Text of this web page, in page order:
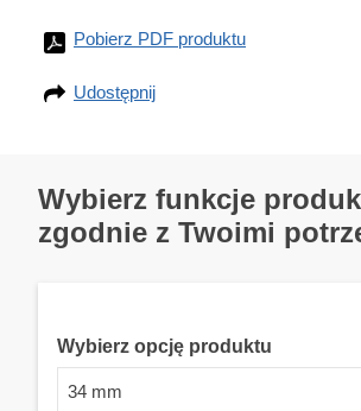
Pobierz PDF produktu
Udostępnij
Wybierz funkcje
zgodnie z Twoimi
Wybierz opcję produktu
34 mm